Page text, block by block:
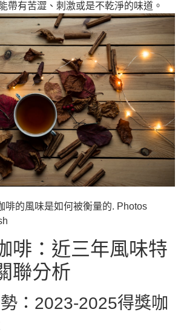
帶有苦澀、刺激或是不乾淨的味道。
啡的風味是如何被衡量的. Photos
啡：近三年風味特
聯分析
：2023-2025得獎咖